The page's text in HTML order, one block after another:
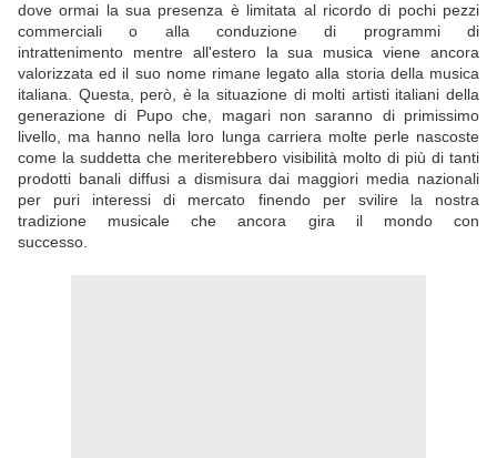
dove ormai la sua presenza è limitata al ricordo di pochi pezzi
commerciali o alla conduzione di programmi di
intrattenimento mentre all'estero la sua musica viene ancora
valorizzata ed il suo nome rimane legato alla storia della musica
italiana. Questa, però, è la situazione di molti artisti italiani della
generazione di Pupo che, magari non saranno di primissimo
livello, ma hanno nella loro lunga carriera molte perle nascoste
come la suddetta che meriterebbero visibilità molto di più di tanti
prodotti banali diffusi a dismisura dai maggiori media nazionali
per puri interessi di mercato finendo per svilire la nostra
tradizione musicale che ancora gira il mondo con
successo.